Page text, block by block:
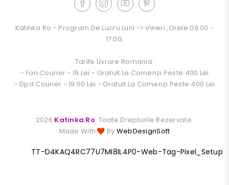
Katinka.ro - Program De Lucru Luni -> Vineri ,orele 09.00 -
17.00;
Tarife Livrare Romania:
- Fan Courier - 19 Lei - Gratuit La Comenzi Peste 400 Lei
- Dpd Courier - 19.50 Lei - Gratuit La Comenzi Peste 400 Lei
2026 Katinka.ro. Toate Drepturile Rezervate.
Made With
By WebDesignSoft
TT-D4KAQ4RC77U7MI8IL4P0-Web-Tag-Pixel_Setup